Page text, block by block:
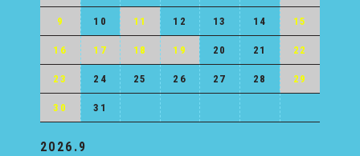
9 10 11 12 13 14 15
16 17 18 19 20 21 22
23 24 25 26 27 28 29
30 31
2026.9